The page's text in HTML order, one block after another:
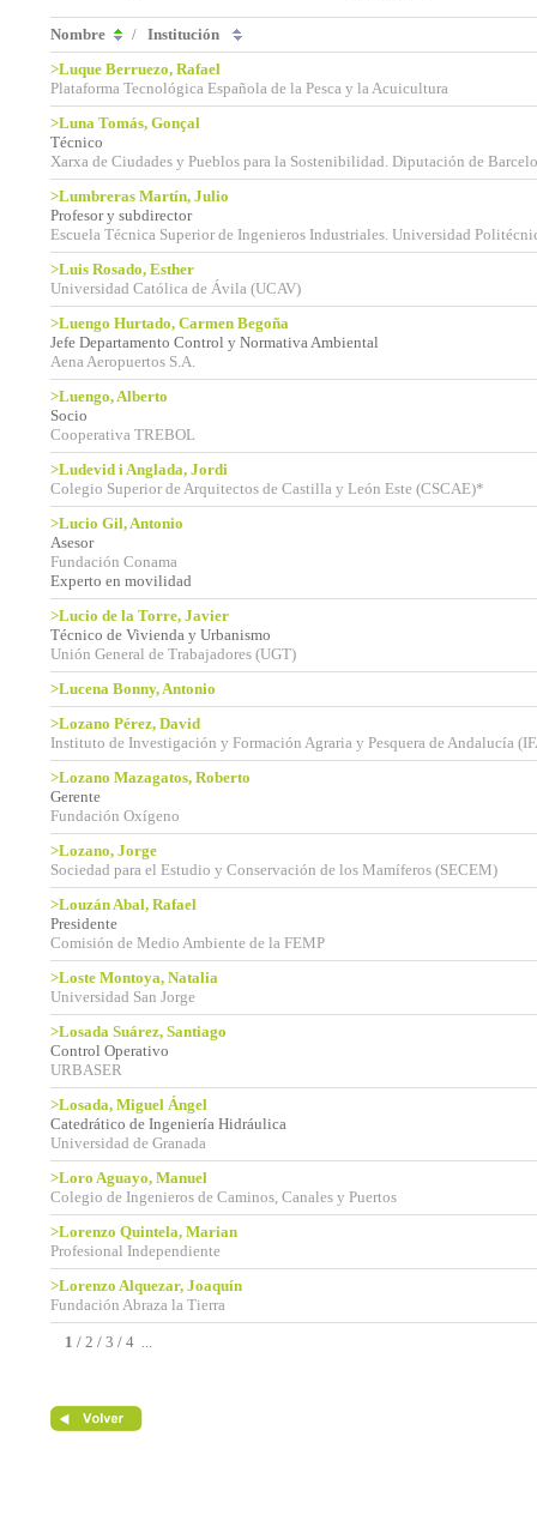
Nombre / Institución
>Luque Berruezo, Rafael
Plataforma Tecnológica Española de la Pesca y la Acuicultura
>Luna Tomás, Gonçal
Técnico
Xarxa de Ciudades y Pueblos para la Sostenibilidad. Diputación de
>Lumbreras Martín, Julio
Profesor y subdirector
Escuela Técnica Superior de Ingenieros Industriales. Universidad
>Luis Rosado, Esther
Universidad Católica de Ávila (UCAV)
>Luengo Hurtado, Carmen Begoña
Jefe Departamento Control y Normativa Ambiental
Aena Aeropuertos S.A.
>Luengo, Alberto
Socio
Cooperativa TREBOL
>Ludevid i Anglada, Jordi
Colegio Superior de Arquitectos de Castilla y León Este (CSCAE)*
>Lucio Gil, Antonio
Asesor
Fundación Conama
Experto en movilidad
>Lucio de la Torre, Javier
Técnico de Vivienda y Urbanismo
Unión General de Trabajadores (UGT)
>Lucena Bonny, Antonio
>Lozano Pérez, David
Instituto de Investigación y Formación Agraria y Pesquera de Andalucía
>Lozano Mazagatos, Roberto
Gerente
Fundación Oxígeno
>Lozano, Jorge
Sociedad para el Estudio y Conservación de los Mamíferos (SECEM)
>Louzán Abal, Rafael
Presidente
Comisión de Medio Ambiente de la FEMP
>Loste Montoya, Natalia
Universidad San Jorge
>Losada Suárez, Santiago
Control Operativo
URBASER
>Losada, Miguel Ángel
Catedrático de Ingeniería Hidráulica
Universidad de Granada
>Loro Aguayo, Manuel
Colegio de Ingenieros de Caminos, Canales y Puertos
>Lorenzo Quintela, Marian
Profesional Independiente
>Lorenzo Alquezar, Joaquín
Fundación Abraza la Tierra
1 / 2 / 3 / 4 ...